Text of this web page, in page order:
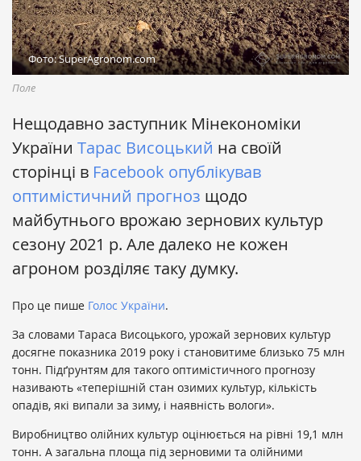
Фото: SuperAgronom.com
Поле
Нещодавно заступник Мінекономіки
України Тарас Висоцький на своїй
сторінці в Facebook опублікував
оптимістичний прогноз щодо
майбутнього врожаю зернових культур
сезону 2021 р. Але далеко не кожен
агроном розділяє таку думку.
Про це пише Голос України.
За словами Тараса Висоцького, урожай зернових культур
досягне показника 2019 року і становитиме близько 75 млн
тонн. Підґрунтям для такого оптимістичного прогнозу
називають «теперішній стан озимих культур, кількість
опадів, які випали за зиму, і наявність вологи».
Виробництво олійних культур оцінюється на рівні 19,1 млн
тонн. А загальна площа під зерновими та олійними